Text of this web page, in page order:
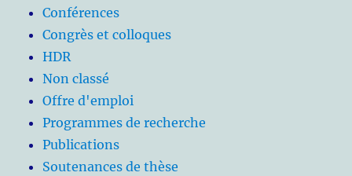
Conférences
Congrès et colloques
HDR
Non classé
Offre d'emploi
Programmes de recherche
Publications
Soutenances de thèse